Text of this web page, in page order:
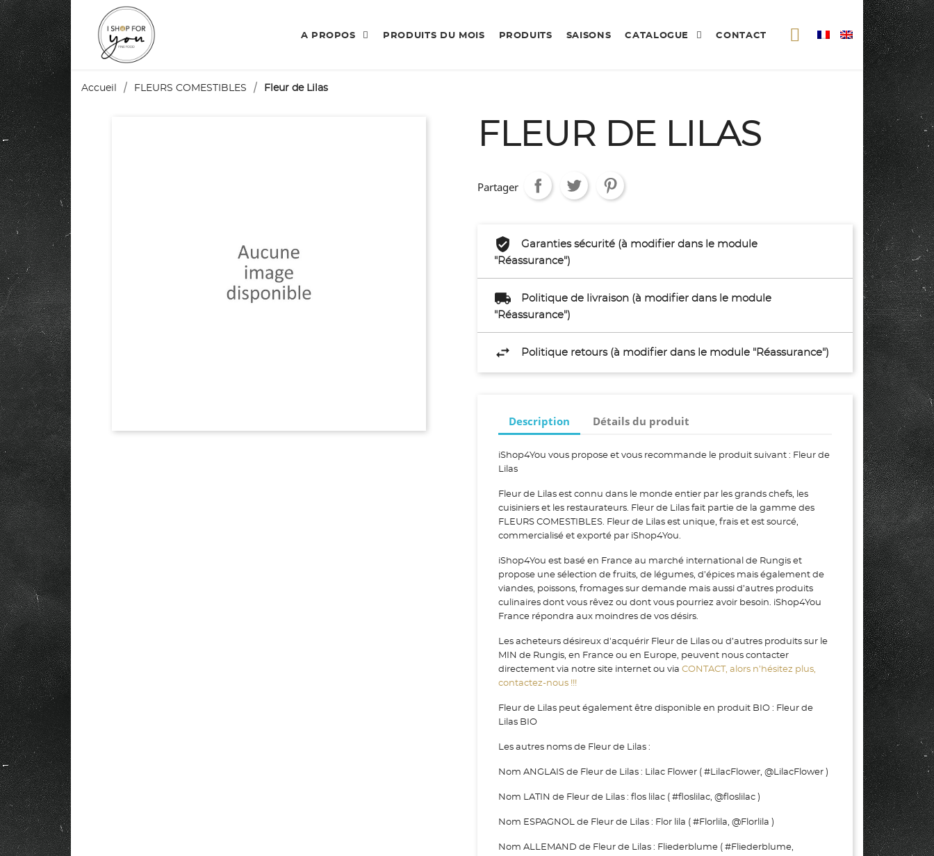
A PROPOS PRODUITS DU MOIS PRODUITS SAISONS CATALOGUE CONTACT
Accueil FLEURS COMESTIBLES Fleur de Lilas
FLEUR DE LILAS
Partager
Garanties sécurité (à modifier dans le module
"Réassurance")
Politique de livraison (à modifier dans le module
"Réassurance")
Politique retours (à modifier dans le module "Réassurance")
Description Détails du produit
iShop4You vous propose et vous recommande le produit suivant : Fleur de
Lilas
Fleur de Lilas est connu dans le monde entier par les grands chefs, les
cuisiniers et les restaurateurs. Fleur de Lilas fait partie de la gamme des
FLEURS COMESTIBLES. Fleur de Lilas est unique, frais et est sourcé,
commercialisé et exporté par iShop4You.
iShop4You est basé en France au marché international de Rungis et
propose une sélection de fruits, de légumes, d’épices mais également de
viandes, poissons, fromages sur demande mais aussi d’autres produits
culinaires dont vous rêvez ou dont vous pourriez avoir besoin. iShop4You
France répondra aux moindres de vos désirs.
Les acheteurs désireux d'acquérir Fleur de Lilas ou d’autres produits sur le
MIN de Rungis, en France ou en Europe, peuvent nous contacter
directement via notre site internet ou via CONTACT, alors n’hésitez plus,
contactez-nous !!!
Fleur de Lilas peut également être disponible en produit BIO : Fleur de
Lilas BIO
Les autres noms de Fleur de Lilas :
Nom ANGLAIS de Fleur de Lilas : Lilac Flower ( #LilacFlower, @LilacFlower )
Nom LATIN de Fleur de Lilas : flos lilac ( #floslilac, @floslilac )
Nom ESPAGNOL de Fleur de Lilas : Flor lila ( #Florlila, @Florlila )
Nom ALLEMAND de Fleur de Lilas : Fliederblume ( #Fliederblume,